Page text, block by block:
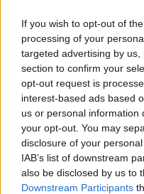
If you wish to opt-out of
processing of your
targeted advertising by
section to confirm your
opt-out request is
interest-based ads based
us or personal information
your opt-out. You may
disclosure of your
IAB’s list of downstream
also be disclosed by us to
Downstream Participants
Gazzetta. Ακολούθησέ
ΔΙΑΒΑΣΕ ΑΚΟΜΗ:
Νέντοβιτς για Γουόκαπ:
παίκτες της
Παναθηναϊκός -
στα πρώτα power